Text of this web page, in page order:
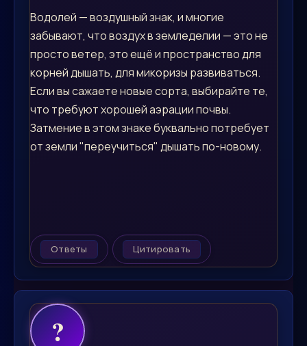
Водолей — воздушный знак, и многие
забывают, что воздух в земледелии — это не
просто ветер, это ещё и пространство для
корней дышать, для микоризы развиваться.
Если вы сажаете новые сорта, выбирайте те,
что требуют хорошей аэрации почвы.
Затмение в этом знаке буквально потребует
от земли "переучиться" дышать по-новому.
Ответы Цитировать